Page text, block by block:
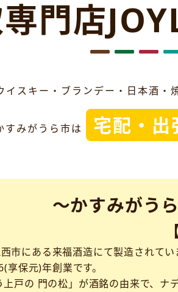
門店
スキー・ブランデー・日本酒・
すみがうら市は 宅配・出
～かすみがう
市にある来福酒造にて製造されてい
保元)年創業です。
戸の 門の松」が酒銘の由来で、